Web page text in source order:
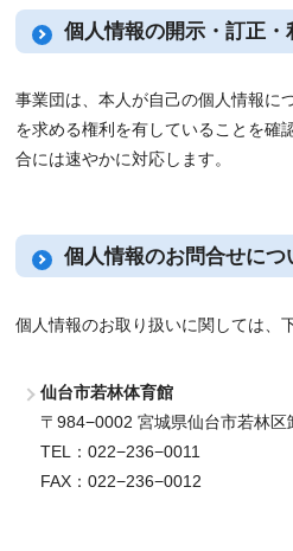
個人情報の開示・訂正・
事業団は、本人が自己の個人情報に
を求める権利を有していることを確
合には速やかに対応します。
個人情報のお問合せにつ
個人情報のお取り扱いに関しては、
仙台市若林体育館
〒984−0002 宮城県仙台市若林
TEL：022−236−0011
FAX：022−236−0012